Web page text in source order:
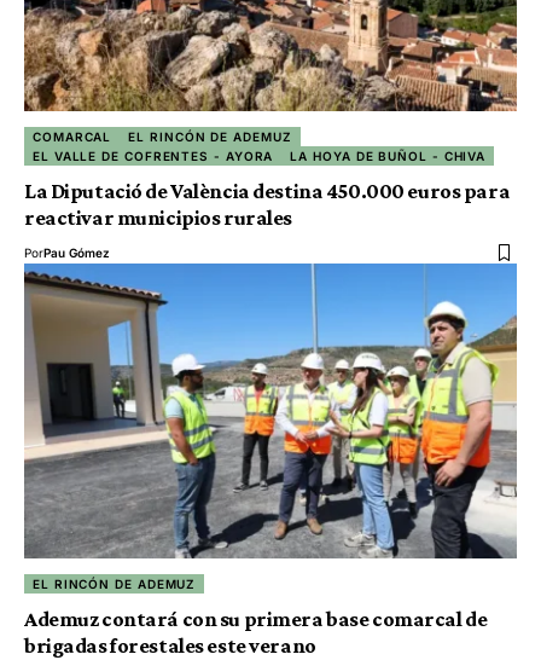
COMARCAL
EL RINCÓN DE ADEMUZ
EL VALLE DE COFRENTES - AYORA
LA HOYA DE BUÑOL - CHIVA
La Diputació de València destina 450.000 euros para
reactivar municipios rurales
PorPau Gómez
EL RINCÓN DE ADEMUZ
Ademuz contará con su primera base comarcal de
brigadas forestales este verano